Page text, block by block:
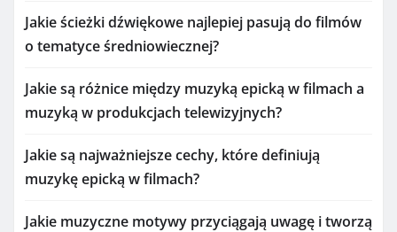
Jakie ścieżki dźwiękowe najlepiej pasują do filmów
o tematyce średniowiecznej?
Jakie są różnice między muzyką epicką w filmach a
muzyką w produkcjach telewizyjnych?
Jakie są najważniejsze cechy, które definiują
muzykę epicką w filmach?
Jakie muzyczne motywy przyciągają uwagę i tworzą